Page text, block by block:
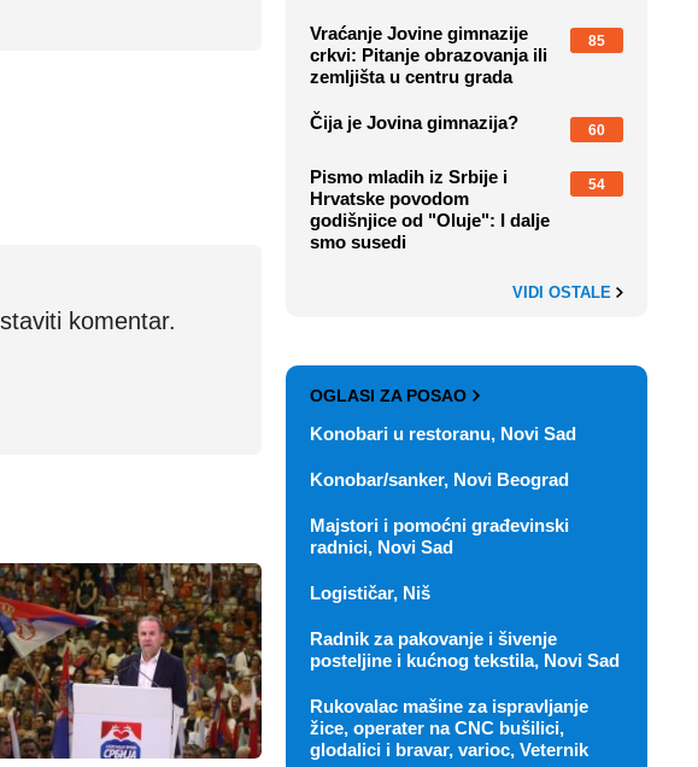
komentar.
Vraćanje Jovine gimnazije
crkvi: Pitanje obrazovanja ili
zemljišta u centru grada
85
Čija je Jovina gimnazija? 60
Pismo mladih iz Srbije i
Hrvatske povodom
godišnjice od "Oluje": I dalje
smo susedi
54
VIDI OSTALE
OGLASI ZA POSAO
Konobari u restoranu, Novi Sad
Konobar/sanker, Novi Beograd
Majstori i pomoćni građevinski
radnici, Novi Sad
Logističar, Niš
Radnik za pakovanje i šivenje
posteljine i kućnog tekstila, Novi Sad
Rukovalac mašine za ispravljanje
žice, operater na CNC bušilici,
glodalici i bravar, varioc, Veternik